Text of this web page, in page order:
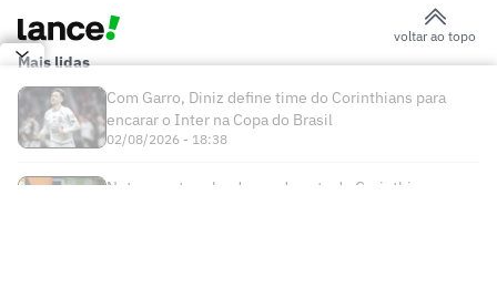
Henderson por duas temporadas
Vini Jr impressiona com golaço em
treino do Real Madrid
Terremoto atinge o Egito, e jogador faz
reflexão nas redes sociais